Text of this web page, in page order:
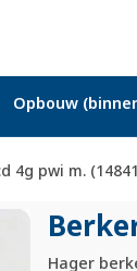
Opbouw
4g pwi m.
Hager